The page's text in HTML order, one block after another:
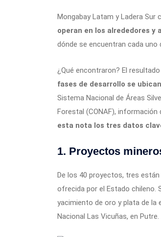
Mongabay Latam y Ladera
operan en los alrededores y
dónde se encuentran cada
¿Qué encontraron? El
fases de desarrollo se
Sistema Nacional de Áreas
Forestal (CONAF), información
esta nota los tres datos
1. Proyectos
De los 40 proyectos, tres
ofrecida por el Estado chileno.
yacimiento de oro y plata de la
Nacional Las Vicuñas, en Putre.